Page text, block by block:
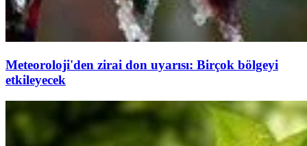
Meteoroloji'den zirai don uyarısı: Birçok bölgeyi
etkileyecek